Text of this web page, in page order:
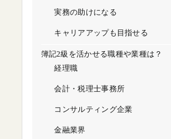
実務の助けになる
キャリアアップも目指せる
簿記2級を活かせる職種や業種は？
経理職
会計・税理士事務所
コンサルティング企業
金融業界